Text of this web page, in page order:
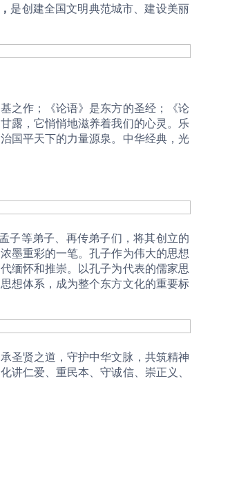
是创建全国文明典范城市、建设美丽
露，它悄悄地滋养着我们的心灵。乐
国平天下的力量源泉。中华经典，光
墨重彩的一笔。孔子作为伟大的思想
缅怀和推崇。以孔子为代表的儒家思
想体系，成为整个东方文化的重要标
讲仁爱、重民本、守诚信、崇正义、